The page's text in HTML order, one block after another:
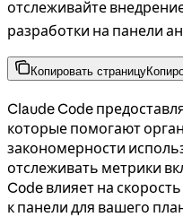
отслеживайте
разработки на панели
Копировать страницу
Claude Code
которые помогают
закономерности
отслеживать метрики
Code влияет на
к панели для вашего